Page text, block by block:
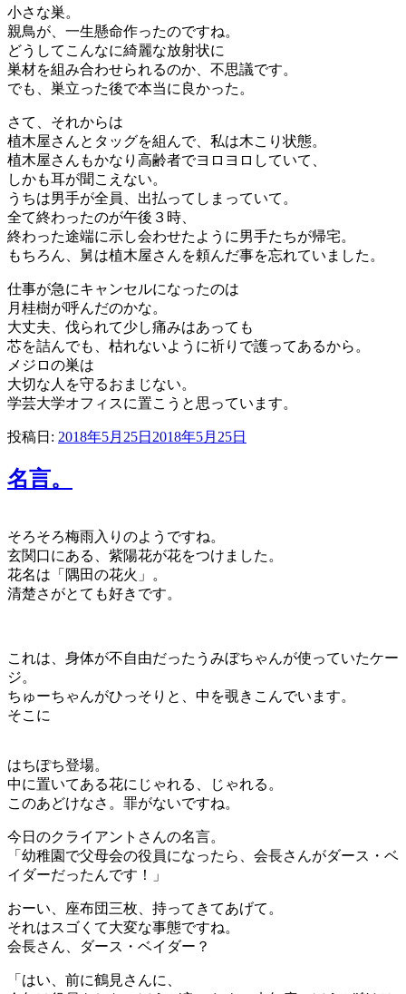
小さな巣。
親鳥が、一生懸命作ったのですね。
どうしてこんなに綺麗な放射状に
巣材を組み合わせられるのか、不思議です。
でも、巣立った後で本当に良かった。
さて、それからは
植木屋さんとタッグを組んで、私は木こり状態。
植木屋さんもかなり高齢者でヨロヨロしていて、
しかも耳が聞こえない。
うちは男手が全員、出払ってしまっていて。
全て終わったのが午後３時、
終わった途端に示し会わせたように男手たちが帰宅。
もちろん、舅は植木屋さんを頼んだ事を忘れていました。
仕事が急にキャンセルになったのは
月桂樹が呼んだのかな。
大丈夫、伐られて少し痛みはあっても
芯を詰んでも、枯れないように祈りで護ってあるから。
メジロの巣は
大切な人を守るおまじない。
学芸大学オフィスに置こうと思っています。
投稿日: 2018年5月25日 2018年5月25日
名言。
そろそろ梅雨入りのようですね。
玄関口にある、紫陽花が花をつけました。
花名は「隅田の花火」。
清楚さがとても好きです。
これは、身体が不自由だったうみぼちゃんが使っていたケー
ジ。
ちゅーちゃんがひっそりと、中を覗きこんでいます。
そこに
はちぽち登場。
中に置いてある花にじゃれる、じゃれる。
このあどけなさ。罪がないですね。
今日のクライアントさんの名言。
「幼稚園で父母会の役員になったら、会長さんがダース・ベ
イダーだったんです！」
おーい、座布団三枚、持ってきてあげて。
それはスゴくて大変な事態ですね。
会長さん、ダース・ベイダー？
「はい、前に鶴見さんに、